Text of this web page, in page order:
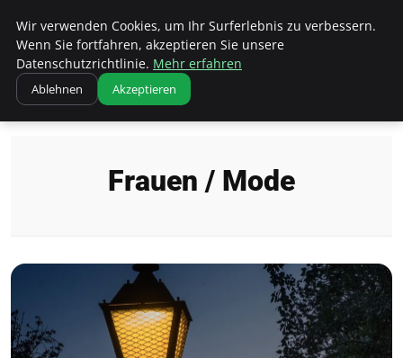
Bistro Grammophon
Startseite Frauen / Mode
Frauen / Mode
Wir verwenden Cookies, um Ihr Surferlebnis zu verbessern.
Wenn Sie fortfahren, akzeptieren Sie unsere
Datenschutzrichtlinie. Mehr erfahren
Ablehnen Akzeptieren